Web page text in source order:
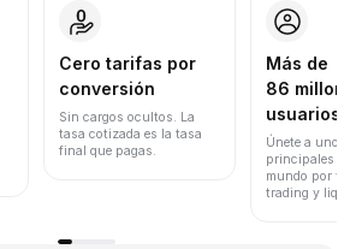
Cero tarifas por
conversión
Sin cargos ocultos. La
tasa cotizada es la tasa
final que pagas.
Más de
86
usuarios
Únete a uno
principales
mundo por
trading y